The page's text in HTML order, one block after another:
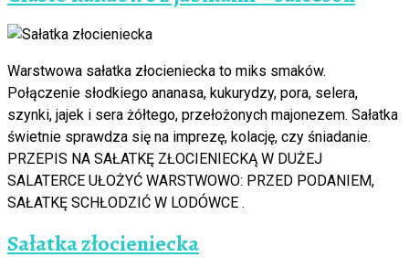
Warstwowa sałatka złocieniecka to miks smaków.
Połączenie słodkiego ananasa, kukurydzy, pora, selera,
szynki, jajek i sera żółtego, przełożonych majonezem. Sałatka
świetnie sprawdza się na imprezę, kolację, czy śniadanie.
PRZEPIS NA SAŁATKĘ ZŁOCIENIECKĄ W DUŻEJ
SALATERCE UŁOŻYĆ WARSTWOWO: PRZED PODANIEM,
SAŁATKĘ SCHŁODZIĆ W LODÓWCE .
Sałatka złocieniecka